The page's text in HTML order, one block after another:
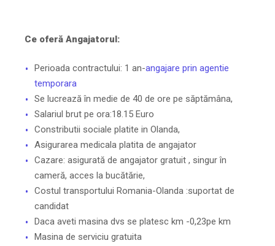
Ce oferă Angajatorul:
Perioada contractului: 1 an-angajare prin agentie
temporara
Se lucrează în medie de 40 de ore pe săptămâna,
Salariul brut pe ora:18.15 Euro
Constributii sociale platite in Olanda,
Asigurarea medicala platita de angajator
Cazare: asigurată de angajator gratuit , singur în
cameră, acces la bucătărie,
Costul transportului Romania-Olanda :suportat de
candidat
Daca aveti masina dvs se platesc km -0,23pe km
Masina de serviciu gratuita